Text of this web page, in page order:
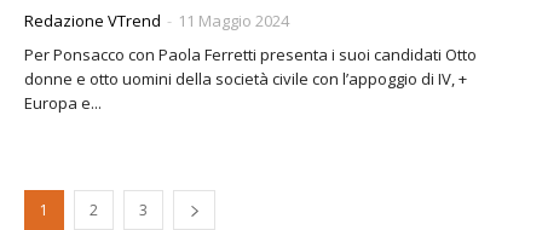
Redazione VTrend - 11 Maggio 2024
Per Ponsacco con Paola Ferretti presenta i suoi candidati Otto
donne e otto uomini della società civile con l’appoggio di IV, +
Europa e...
1 2 3